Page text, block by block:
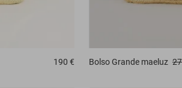
190 € Bolso Grande maeluz